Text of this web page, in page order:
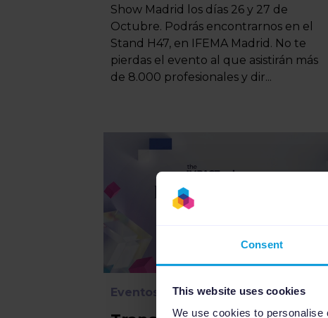
Consent
This website uses cookies
We use cookies to
Show Madrid los días 26 y 27 de
Octubre. Podrás encontrarnos en el
Stand H47, en IFEMA Madrid. No te
pierdas el evento al que asistirán más
de 8.000 profesionales y dir...
Eventos 2min